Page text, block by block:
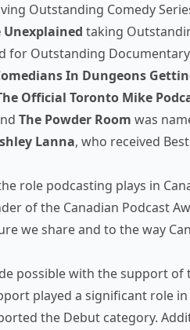
Outstanding Comedy
taking
for Outstanding
In Dungeons
Official Toronto Mike
The Powder Room was
Lanna, who received
role podcasting plays in
of the Canadian Podcast
we share and to the way
possible with the support of
played a significant role
the Debut category.